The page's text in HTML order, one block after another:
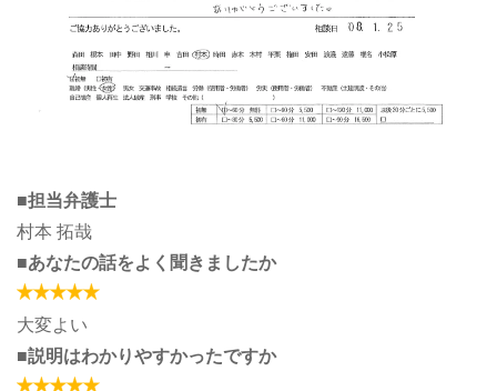
■担当弁護士
村本 拓哉
■あなたの話をよく聞きましたか
大変よい
■説明はわかりやすかったですか